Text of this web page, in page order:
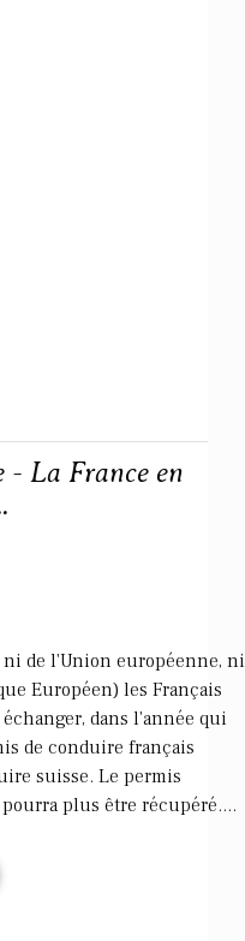
- La France en
de l'Union européenne, ni
Européen) les Français
dans l'année qui
de conduire français
suisse. Le permis
plus être récupéré....